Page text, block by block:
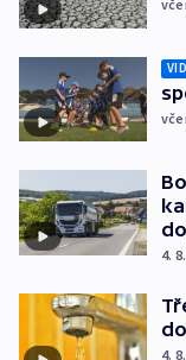
4.
4.